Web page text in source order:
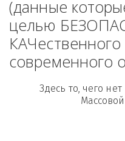
(данные
целью
КАЧественного
современного
Здесь то, чего